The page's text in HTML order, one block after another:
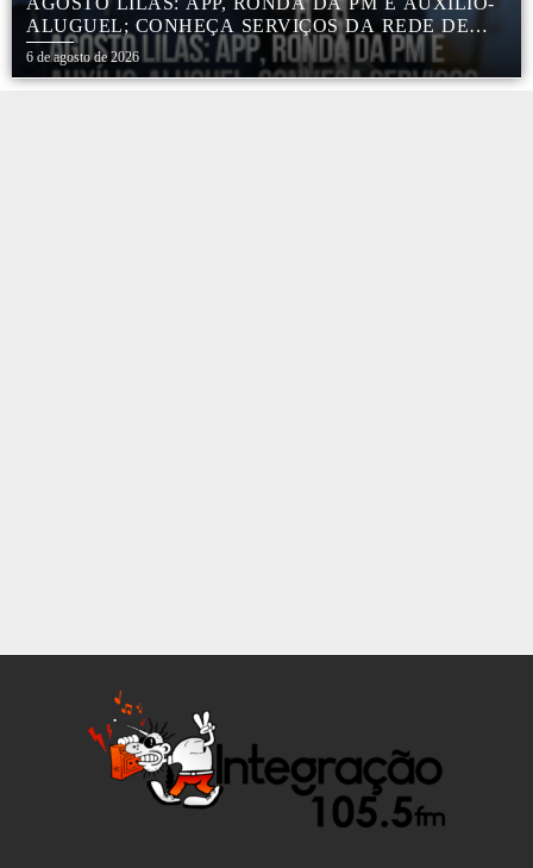
ALUGUEL; CONHEÇA SERVIÇOS DA REDE DE
PROTEÇÃO ÀS MULHERES NO ESTADO DE SP
6 de agosto de 2026